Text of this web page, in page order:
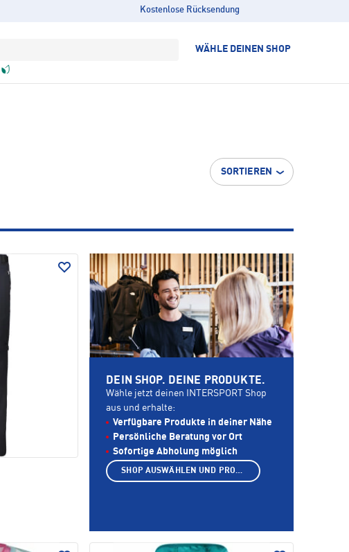
Kostenlose Rücksendung
WÄHLE DEINEN SHOP
SORTIEREN
DEIN SHOP. DEINE PRODUKTE.
Wähle jetzt deinen INTERSPORT Shop
aus und erhalte:
Verfügbare Produkte in deiner Nähe
Persönliche Beratung vor Ort
Sofortige Abholung möglich
SHOP AUSWÄHLEN UND PRODUKTE ANZEIGEN